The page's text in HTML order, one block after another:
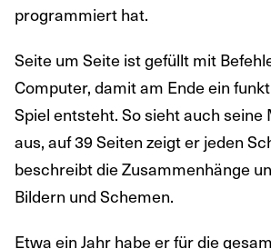
programmiert hat.
Seite um Seite ist gefüllt mit
Computer, damit am Ende ein
Spiel entsteht. So sieht auch
aus, auf 39 Seiten zeigt er jeden
beschreibt die Zusammenhänge
Bildern und Schemen.
Etwa ein Jahr habe er für die